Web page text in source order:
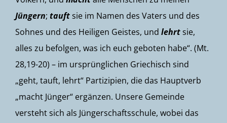
Jüngern; tauftsie im Namen des Vaters und des
Sohnes und des Heiligen Geistes, und lehrtsie,
alles zu befolgen, was ich euch geboten habe“. (Mt.
28,19-20) – im ursprünglichen Griechisch sind
„geht, tauft, lehrt“ Partizipien, die das Hauptverb
„macht Jünger“ ergänzen. Unsere Gemeinde
versteht sich als Jüngerschaftsschule, wobei das